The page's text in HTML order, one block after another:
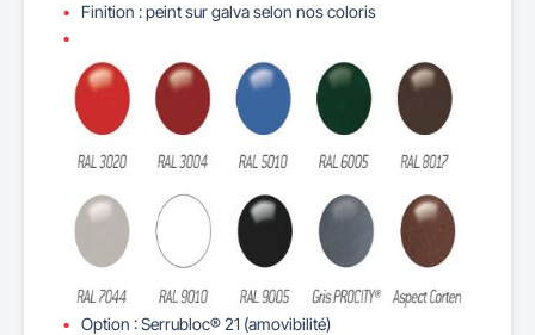
Finition : peint sur galva selon nos coloris
Option : Serrubloc® 21 (amovibilité)